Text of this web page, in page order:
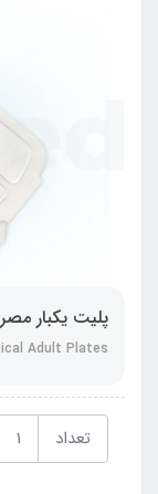
پلیت یکبار
Adult Plates
تعداد